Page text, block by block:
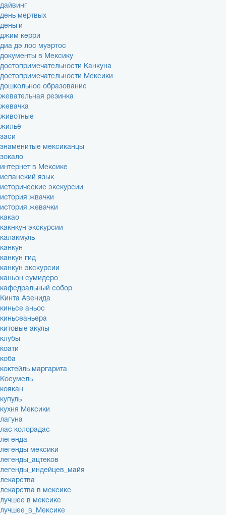
дайвинг
день мертвых
деньги
джим керри
диа дэ лос муэртос
документы в Мексику
достопримечательности Канкуна
достопримечательности Мексики
дошкольное образование
жевательная резинка
жевачка
животные
жильё
заси
знаменитые мексиканцы
зокало
интернет в Мексике
испанский язык
исторические экскурсии
история жвачки
история жевачки
какао
какнкун экскурсии
калакмуль
канкун
канкун гид
канкун экскурсии
каньон сумидеро
кафедральный собор
Кинта Авенида
киньсе аньос
киньсеаньера
китовые акулы
клубы
коати
коба
коктейль маргарита
Косумель
коякан
купуль
кухня Мексики
лагуна
лас колорадас
легенда
легенды мексики
легенды_ацтеков
легенды_индейцев_майя
лекарства
лекарства в мексике
лучшее в мексике
лучшее_в_Мексике